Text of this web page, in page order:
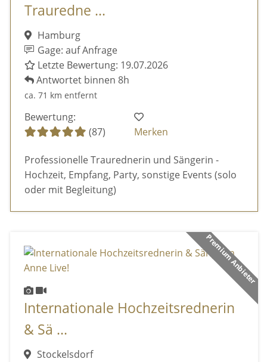
Trauredne ...
Hamburg
Gage: auf Anfrage
Letzte Bewertung: 19.07.2026
Antwortet binnen 8h
ca. 71 km entfernt
Bewertung:
(87)
Merken
Professionelle Traurednerin und Sängerin -
Hochzeit, Empfang, Party, sonstige Events (solo
oder mit Begleitung)
Premium Anbieter
Internationale Hochzeitsrednerin
& Sä ...
Stockelsdorf